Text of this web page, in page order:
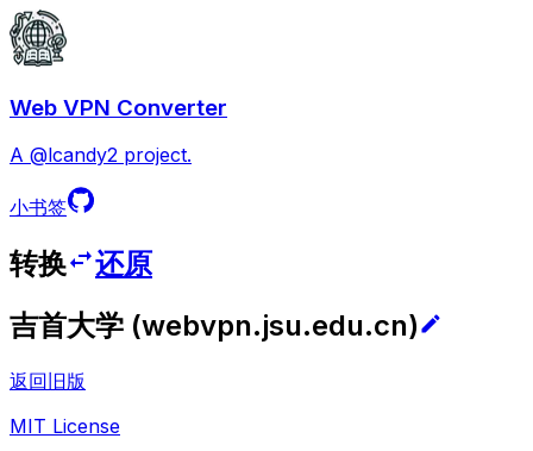
Web VPN Converter
A @lcandy2 project.
小书签
转换
还原
吉首大学 (webvpn.jsu.edu.cn)
返回旧版
MIT License